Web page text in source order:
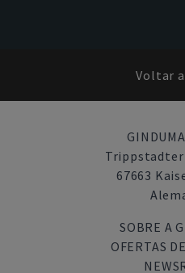
Voltar
Trippstadter
67663
SOBRE A
OFERTAS